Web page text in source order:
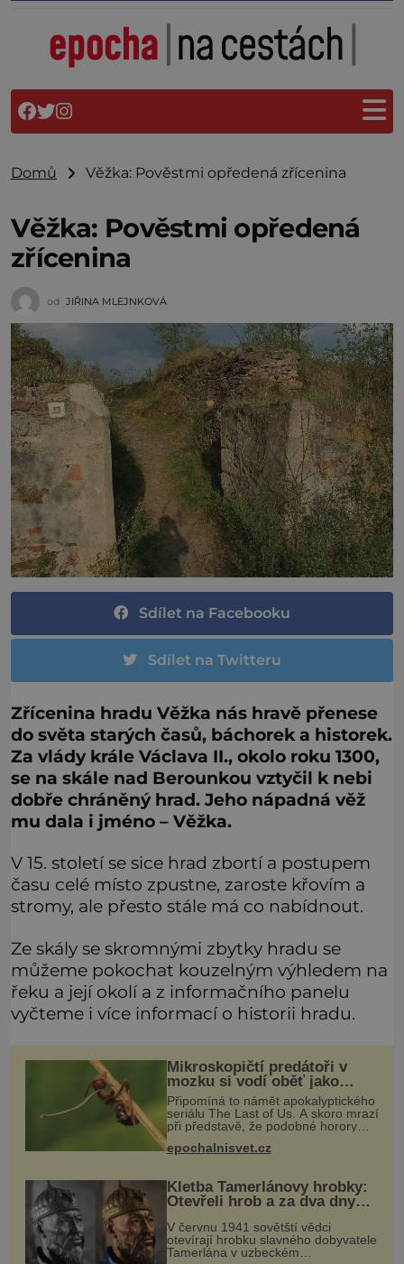
Domů Věžka: Pověstmi opředená zřícenina
Věžka: Pověstmi opředená
zřícenina
od JIŘINA MLEJNKOVÁ
Sdílet na Facebooku
Sdílet na Twitteru
Zřícenina hradu Věžka nás hravě přenese
do světa starých časů, báchorek a historek.
Za vlády krále Václava II., okolo roku 1300,
se na skále nad Berounkou vztyčil k nebi
dobře chráněný hrad. Jeho nápadná věž
mu dala i jméno – Věžka.
V 15. století se sice hrad zbortí a postupem
času celé místo zpustne, zaroste křovím a
stromy, ale přesto stále má co nabídnout.
Ze skály se skromnými zbytky hradu se
můžeme pokochat kouzelným výhledem na
řeku a její okolí a z informačního panelu
vyčteme i více informací o historii hradu.
Mikroskopičtí predátoři v
mozku si vodí oběť jako
loutku
Připomíná to námět apokalyptického
seriálu The Last of Us. A skoro mrazí
při představě, že podobné horory
probíhají v přírodě běžně – s tím
rozdílem, že nejde pouze o infekce
epochalnisvet.cz
Kletba Tamerlánovy hrobky:
Otevřeli hrob a za dva dny
Náhoda, nebo varování?
V červnu 1941 sovětští vědci
otevírají hrobku slavného dobyvatele
Tamerlána v uzbeckém